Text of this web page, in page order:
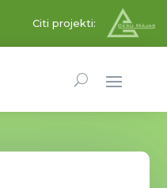
Citi projekti: